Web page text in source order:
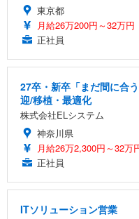
東京都
月給26万200円～32万円
正社員
27卒・新卒「まだ間に合
迎/移植・最適化
株式会社ELシステム
神奈川県
月給26万2,300円～32万
正社員
ITソリューション営業